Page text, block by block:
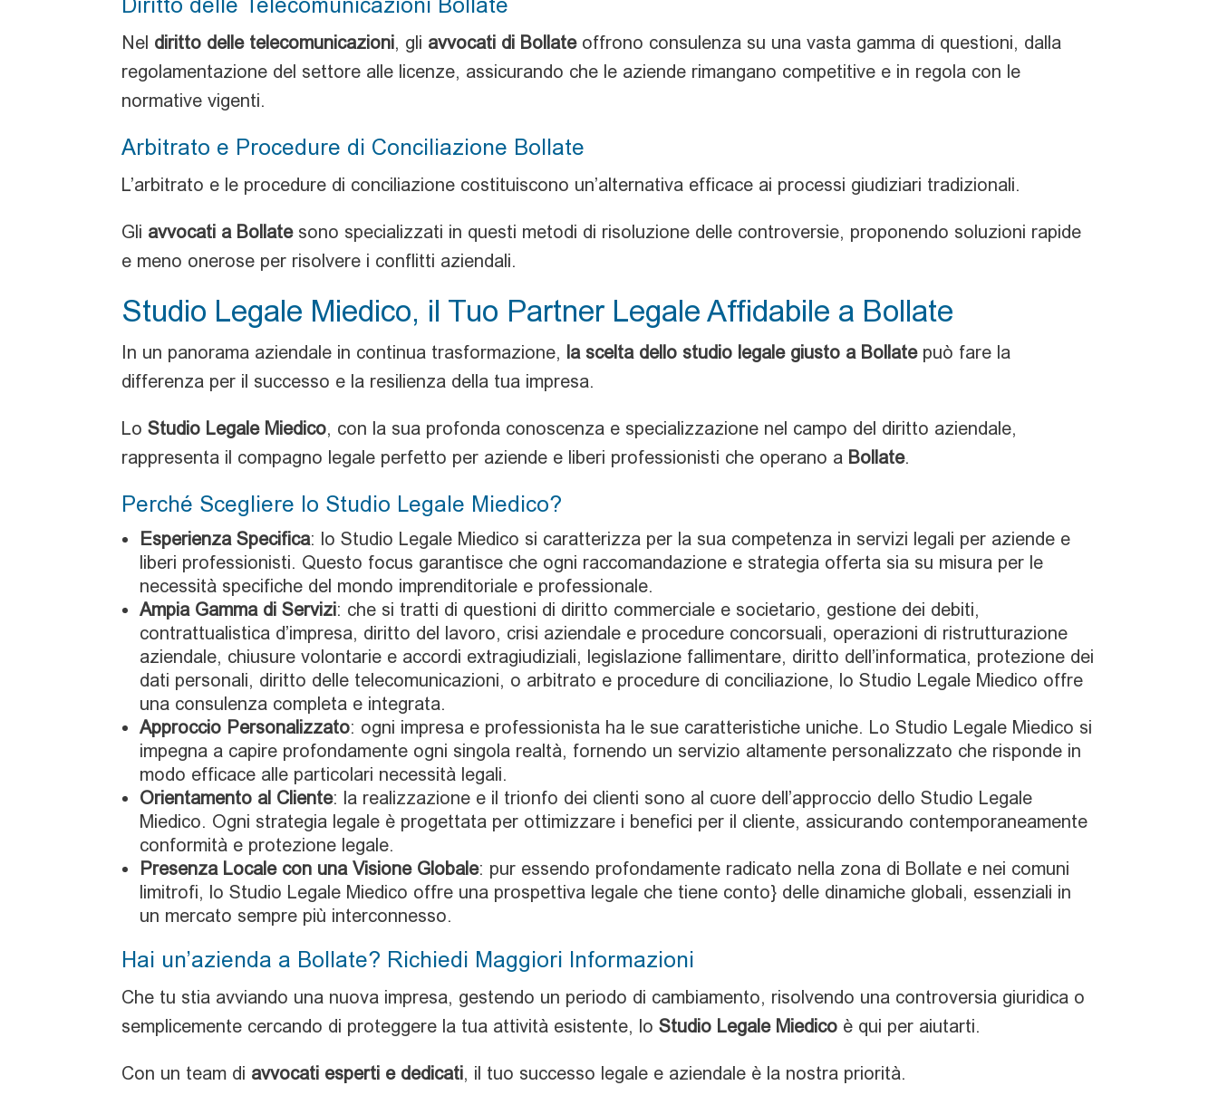
Nel diritto delle telecomunicazioni, gli avvocati di Bollateoffrono consulenza su una vasta gamma di questioni, dalla
regolamentazione del settore alle licenze, assicurando che le aziende rimangano competitive e in regola con le
normative vigenti.
Arbitrato e Procedure di Conciliazione Bollate
L’arbitrato e le procedure di conciliazione costituiscono un’alternativa efficace ai processi giudiziari tradizionali.
Gli avvocati a Bollatesono specializzati in questi metodi di risoluzione delle controversie, proponendo soluzioni rapide
e meno onerose per risolvere i conflitti aziendali.
Studio Legale Miedico, il Tuo Partner Legale Affidabile a Bollate
In un panorama aziendale in continua trasformazione, la scelta dello studio legale giusto a Bollatepuò fare la
differenza per il successo e la resilienza della tua impresa.
LoStudio Legale Miedico, con la sua profonda conoscenza e specializzazione nel campo del diritto aziendale,
rappresenta il compagno legale perfetto per aziende e liberi professionisti che operano a Bollate.
Perché Scegliere lo Studio Legale Miedico?
Esperienza Specifica: lo Studio Legale Miedico si caratterizza per la sua competenza in servizi legali per aziende e
liberi professionisti. Questo focus garantisce che ogni raccomandazione e strategia offerta sia su misura per le
necessità specifiche del mondo imprenditoriale e professionale.
Ampia Gamma di Servizi: che si tratti di questioni di diritto commerciale e societario, gestione dei debiti,
contrattualistica d’impresa, diritto del lavoro, crisi aziendale e procedure concorsuali, operazioni di ristrutturazione
aziendale, chiusure volontarie e accordi extragiudiziali, legislazione fallimentare, diritto dell’informatica, protezione dei
dati personali, diritto delle telecomunicazioni, o arbitrato e procedure di conciliazione, lo Studio Legale Miedico offre
una consulenza completa e integrata.
Approccio Personalizzato: ogni impresa e professionista ha le sue caratteristiche uniche. Lo Studio Legale Miedico si
impegna a capire profondamente ogni singola realtà, fornendo un servizio altamente personalizzato che risponde in
modo efficace alle particolari necessità legali.
Orientamento al Cliente: la realizzazione e il trionfo dei clienti sono al cuore dell’approccio dello Studio Legale
Miedico. Ogni strategia legale è progettata per ottimizzare i benefici per il cliente, assicurando contemporaneamente
conformità e protezione legale.
Presenza Locale con una Visione Globale: pur essendo profondamente radicato nella zona di Bollate e nei comuni
limitrofi, lo Studio Legale Miedico offre una prospettiva legale che tiene conto} delle dinamiche globali, essenziali in
un mercato sempre più interconnesso.
Hai un’azienda a Bollate? Richiedi Maggiori Informazioni
Che tu stia avviando una nuova impresa, gestendo un periodo di cambiamento, risolvendo una controversia giuridica o
semplicemente cercando di proteggere la tua attività esistente, loStudio Legale Miedico è qui per aiutarti.
Con un team di avvocati esperti e dedicati, il tuo successo legale e aziendale è la nostra priorità.